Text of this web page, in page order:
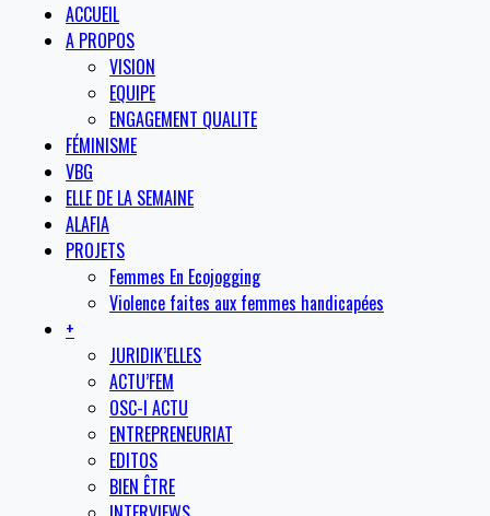
ACCUEIL
A PROPOS
VISION
EQUIPE
ENGAGEMENT QUALITE
FÉMINISME
VBG
ELLE DE LA SEMAINE
ALAFIA
PROJETS
Femmes En Ecojogging
Violence faites aux femmes handicapées
+
JURIDIK’ELLES
ACTU’FEM
OSC-I ACTU
ENTREPRENEURIAT
EDITOS
BIEN ÊTRE